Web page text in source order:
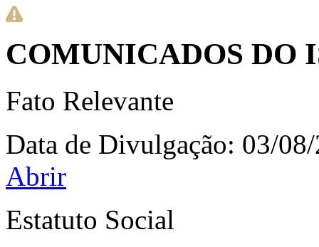
COMUNICADOS DO
Fato Relevante
Data de Divulgação: 03/
Abrir
Estatuto Social